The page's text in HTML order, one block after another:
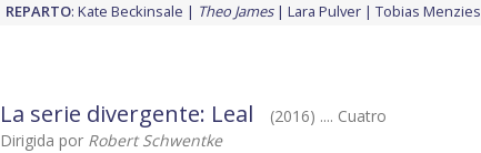
REPARTO: Kate Beckinsale Theo James Lara Pulver Tobias Menzies
La serie divergente: Leal
(2016) .... Cuatro
Dirigida por Robert Schwentke